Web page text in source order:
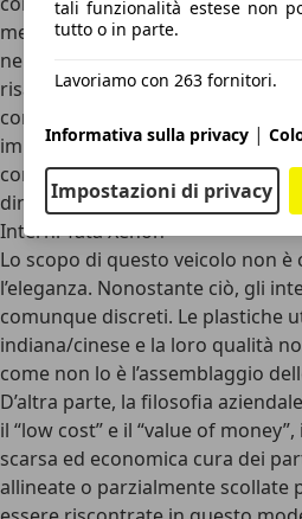
metri di altezza. Anche il cofano
nervature che lo segnano,
risaltare la calandra a trapezio
complesso questo veicolo si
importanti dimensioni, adatte al
comunque ben presentate in un
dinamismo.
Interni Tata Xenon
Lo scopo di questo veicolo non
l’eleganza. Nonostante ciò, gli
comunque discreti. Le plastiche
indiana/cinese e la loro qualità
come non lo è l’assemblaggio
D’altra parte, la filosofia
il “low cost” e il “value of
scarsa ed economica cura dei
allineate o parzialmente scollate
tali funzionalità estese non
tutto o in parte.
Lavoriamo con 263 fornitori.
Informativa sulla privacy |
Impostazioni di privacy